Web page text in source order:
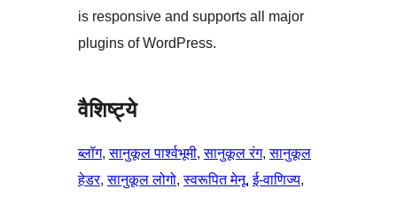
is responsive and supports all major
plugins of WordPress.
वैशिष्ट्ये
ब्लॉग, सानुकूल पार्श्वभूमी, सानुकूल रंग, सानुकूल
हेडर, सानुकूल लोगो, स्वरूपित मेनू, ई-वाणिज्य